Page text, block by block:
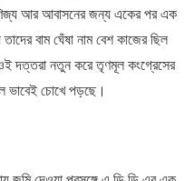
আর আবাসনের জন্য একের পর এক
বাম ঘেঁষা নাম বেশ কাজের ছিল
দত্তরা নতুন করে তৃণমূল কংগ্রেসের
ভাবেই চোখে পড়ছে।